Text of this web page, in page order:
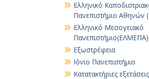
Ελληνικό
Πανεπιστήμιο Αθηνών
Ελληνικό Μεσογειακό
Πανεπιστήμιο(ΕΛΜΕΠΑ)
Εξωστρέφεια
Ιόνιο Πανεπιστήμιο
Κατατακτήριες εξετάσεις